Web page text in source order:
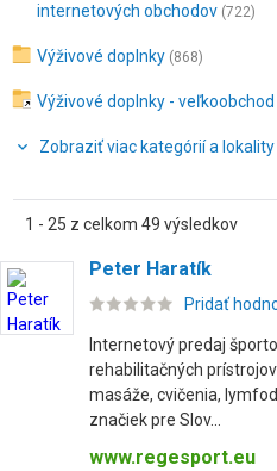
internetových obchodov (722)
Výživové doplnky (868)
Výživové doplnky - veľkoobchod
Zobraziť viac kategórií a lokality
1 - 25 z celkom 49 výsledkov
Peter Haratík
Pridať
Internetový predaj
rehabilitačných
masáže, cvičenia,
značiek pre Slov...
www.regesport.eu